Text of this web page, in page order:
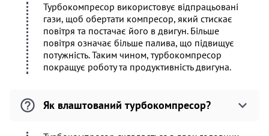
Турбокомпресор використовує відпрацьовані
гази, щоб обертати компресор, який стискає
повітря та постачає його в двигун. Більше
повітря означає більше палива, що підвищує
потужність. Таким чином, турбокомпресор
покращує роботу та продуктивність двигуна.
Як влаштований турбокомпресор?